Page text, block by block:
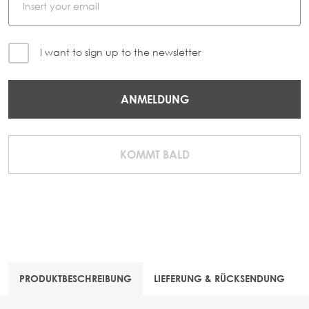
I want to sign up to the newsletter
ANMELDUNG
KOMMT BALD
PRODUKTBESCHREIBUNG LIEFERUNG & RÜCKSENDUNG